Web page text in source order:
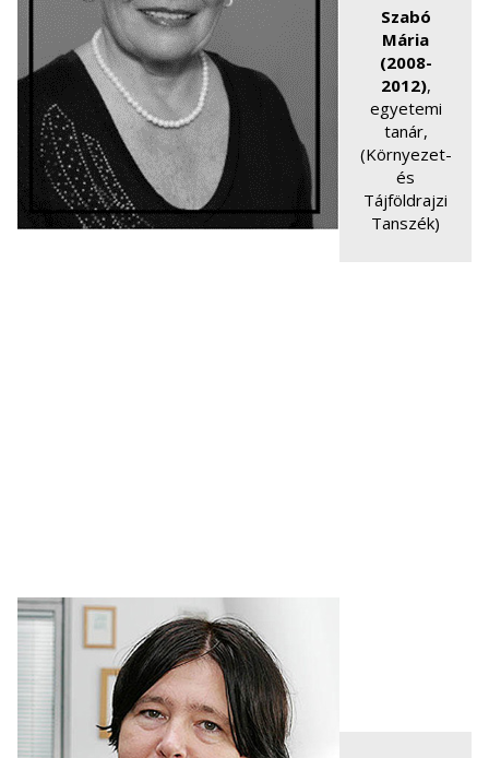
Szabó
Mária
(2008-
2012),
egyetemi
tanár,
(Környezet-
és
Tájföldrajzi
Tanszék)